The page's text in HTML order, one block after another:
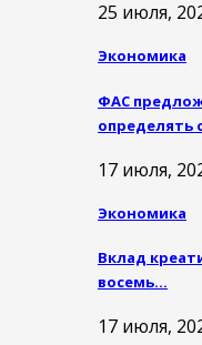
25 июля,
Экономика
ФАС
определять
17 июля,
Экономика
Вклад
восемь…
17 июля,